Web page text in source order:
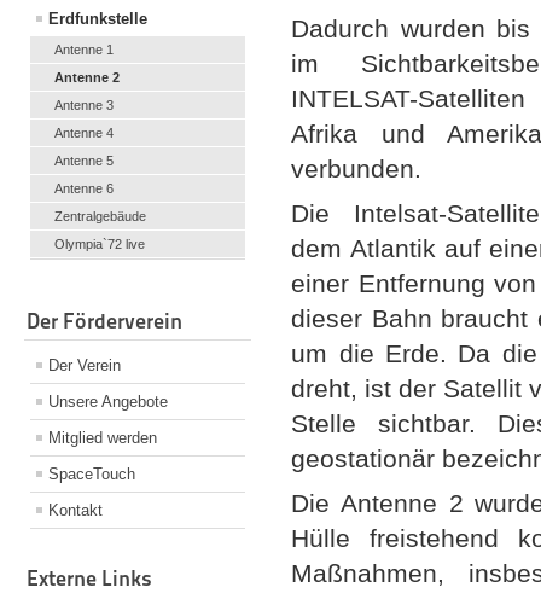
Erdfunkstelle
Antenne 1
Antenne 2
Antenne 3
Antenne 4
Antenne 5
Antenne 6
Zentralgebäude
Olympia`72 live
Der Förderverein
Der Verein
Unsere Angebote
Mitglied werden
SpaceTouch
Kontakt
Externe Links
Dadurch wurden
im
INTELSAT-
Afrika und
verbunden.
Die Intelsat-
dem Atlantik auf
einer Entfernung
dieser Bahn braucht
um die Erde. Da
dreht, ist der Satellit
Stelle sichtbar.
geostationär
Die Antenne 2
Hülle freistehend
Maßnahmen,